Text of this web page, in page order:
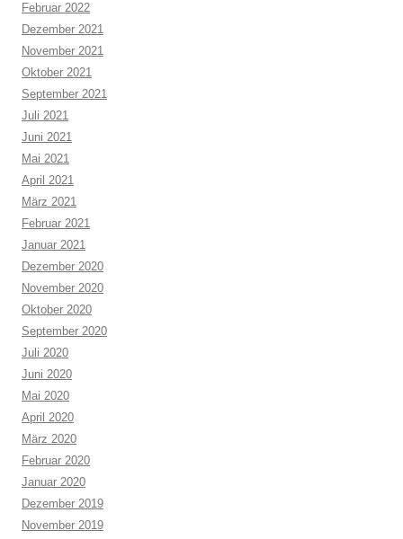
Februar 2022
Dezember 2021
November 2021
Oktober 2021
September 2021
Juli 2021
Juni 2021
Mai 2021
April 2021
März 2021
Februar 2021
Januar 2021
Dezember 2020
November 2020
Oktober 2020
September 2020
Juli 2020
Juni 2020
Mai 2020
April 2020
März 2020
Februar 2020
Januar 2020
Dezember 2019
November 2019